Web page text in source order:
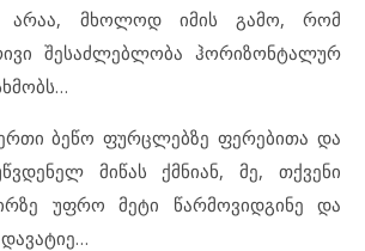
არაა, მხოლოდ იმის გამო, რომ
შესაძლებლობა ჰორიზონტალურ
ბეწო ფურცლებზე ფერებითა და
მიწას ქმნიან, მე, თქვენი
უფრო მეტი წარმოვიდგინე და